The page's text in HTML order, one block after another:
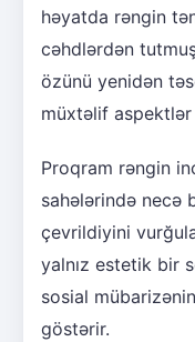
həyatda rəngin
cəhdlərdən
özünü yenidən
müxtəlif aspektlər
Proqram rəngin
sahələrində necə
çevrildiyini
yalnız estetik bir
sosial
göstərir.